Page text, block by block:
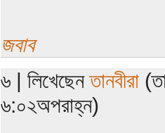
জবাব
৬ | লিখেছেনতানবীরা
৬:০২অপরাহ্ন)